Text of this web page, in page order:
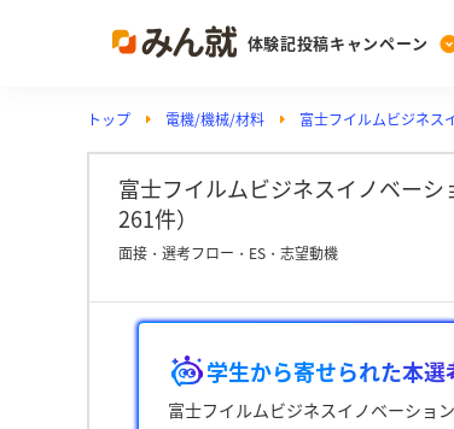
体験記投稿キャンペーン
Post
投稿する
ランキン
投票する
PickUp
注目の企
トップ 電機/機械/材料 富士フイルムビジネス
富士フイルムビジネスイノベー
261件）
面接・選考フロー・ES・志望動機
学生から寄せられた本
富士フイルムビジネスイノベーショ